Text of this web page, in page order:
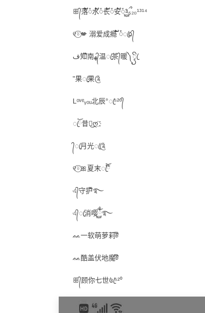
ꕥ᭄落໌້ᮨ水໌້ᮨ长໌້ᮨ安໌້ᮨ༣ྀ࿆₅₂₀¹³¹⁴
୧⍤⃝💋 溺爱成瘾 ້໌ᮩꦿ۵᭄
ف知໊南ﻬ᭄温ꦿ茶᭄暖༽ꦽꦿꦼ
"果ꦿ果༊
Lᵒᵛᵉᵧₒᵤ北辰°ꦿ⁵²º᭄
ꦿོ昔颜͜ღ҉：
᭄ꦿ月光ꦿ༊
୧⍤⃝🎀夏末ꦿ໊ོ
এ᭄守护໊࿐
এ᭄ꦿ消嘤ོྂཾ࿆࿐
ᨐ一软萌萝莉༅໊
ᨐ酷盖伏地魔༅໊
ꕥ᭄顾你七世꧔ꦿ⁵²⁰